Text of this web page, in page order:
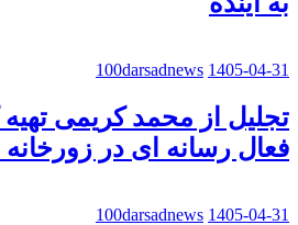
100darsadnews 1405-04-31
تجلیل از محمد کریمی تهیه
فعال رسانه ای در
100darsadnews 1405-04-31